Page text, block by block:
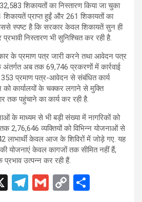
शिकायतों का निस्तारण किया जा चुका
प्राप्त हुईं और 261 शिकायतों का
इससे स्पष्ट है कि सरकार केवल शिकायतें सुन ही
निस्तारण भी सुनिश्चित कर रही है.
के प्रमाण पत्र जारी करने तथा आवेदन पत्र
अंतर्गत अब तक 69,746 प्रकरणों में कार्रवाई
प्रमाण पत्र-आवेदन से संबंधित कार्य
कार्यालयों के चक्कर लगाने से मुक्ति
तक पहुंचाने का कार्य कर रही है.
के माध्यम से भी बड़ी संख्या में नागरिकों को
2,76,646 व्यक्तियों को विभिन्न योजनाओं से
लाभार्थी केवल आज के शिविरों में जोड़े गए. यह
योजनाएं केवल कागजों तक सीमित नहीं हैं,
प्रभाव उत्पन्न कर रही हैं.
X
T
G
C